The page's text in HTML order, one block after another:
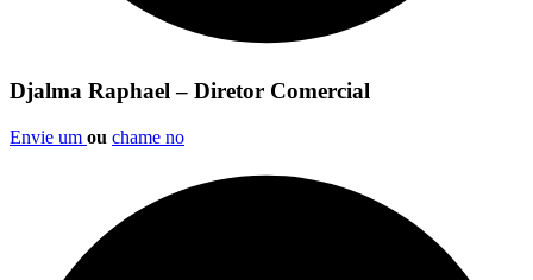
Djalma Raphael – Diretor Comercial
Envie um ou chame no